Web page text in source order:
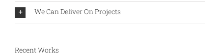
We Can Deliver On Projects
Recent Works